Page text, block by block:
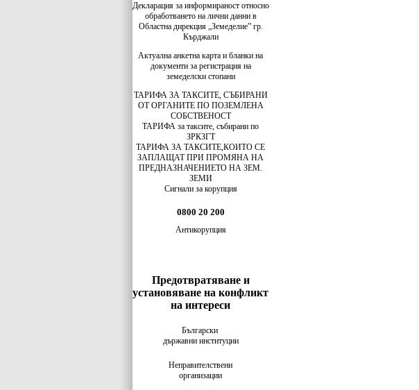
Декларация за информираност относно
обработването на лични данни в
Областна дирекция „Земеделие” гр.
Кърджали
Актуална анкетна карта и бланки на
документи за регистрация на
земеделски стопани
ТАРИФА ЗА ТАКСИТЕ, СЪБИРАНИ
ОТ ОРГАНИТЕ ПО ПОЗЕМЛЕНА
СОБСТВЕНОСТ
ТАРИФА за таксите, събирани по
ЗРКЗГТ
ТАРИФА ЗА ТАКСИТЕ,КОИТО СЕ
ЗАПЛАЩАТ ПРИ ПРОМЯНА НА
ПРЕДНАЗНАЧЕНИЕТО НА ЗЕМ.
ЗЕМИ
Сигнали за корупция
0800 20 200
Антикорупция
Предотвратяване и
установяване на конфликт
на интереси
Български
държавни институции
Неправителствени
организации